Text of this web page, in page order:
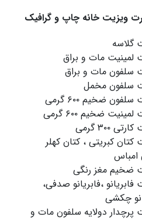
ویزیت خانه چاپ و گرافیک
گلاسه
لمینیت مات و براق
سلفون مات و براق
سلفون مخمل
ضخیم ۶۰۰ گرمی
ضخیم ۶۰۰ گرمی
گرمی
کبریتی ، کتان کهلر
امباس
ضخیم مغز رنگی
،فابریانو صدفی،
چکشی
دولایه سلفون مات و